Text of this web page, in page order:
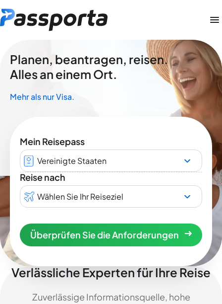
Planen, beantragen, reisen.
Alles an einem Ort.
Mehr als nur Visa.
Mein Reisepass
Vereinigte Staaten
Reise nach
Wählen Sie Ihr Reiseziel
Überprüfen Sie die Anforderungen
Verlässliche Experten für Ihre Reise
Zuverlässige Informationsquelle, hohe